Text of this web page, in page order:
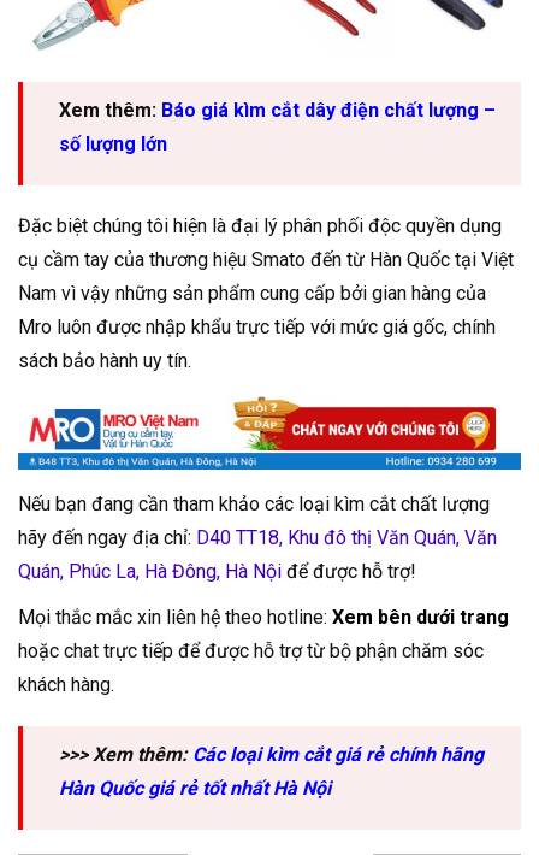
Xem thêm: Báo giá kìm cắt dây điện chất lượng –
số lượng lớn
Đặc biệt chúng tôi hiện là đại lý phân phối độc quyền dụng
cụ cầm tay của thương hiệu Smato đến từ Hàn Quốc tại Việt
Nam vì vậy những sản phẩm cung cấp bởi gian hàng của
Mro luôn được nhập khẩu trực tiếp với mức giá gốc, chính
sách bảo hành uy tín.
Nếu bạn đang cần tham khảo các loại kìm cắt chất lượng
hãy đến ngay địa chỉ: D40 TT18, Khu đô thị Văn Quán, Văn
Quán, Phúc La, Hà Đông, Hà Nội để được hỗ trợ!
Mọi thắc mắc xin liên hệ theo hotline: Xem bên dưới trang
hoặc chat trực tiếp để được hỗ trợ từ bộ phận chăm sóc
khách hàng.
>>> Xem thêm: Các loại kìm cắt giá rẻ chính hãng
Hàn Quốc giá rẻ tốt nhất Hà Nội